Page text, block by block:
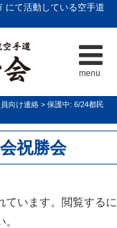
menu
にて活動している空手道
向け連絡 >保護中: 6/24都民
祝勝会
ています。閲覧するに